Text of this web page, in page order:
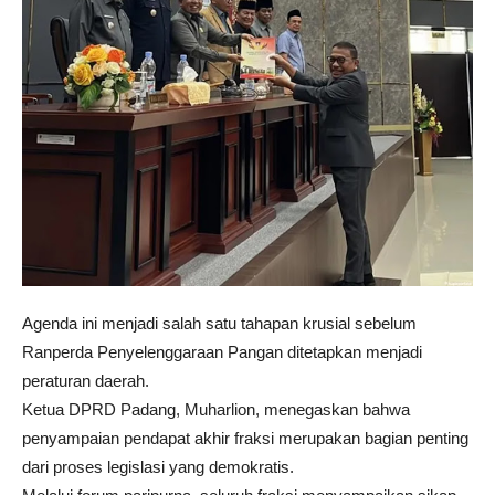
Agenda ini menjadi salah satu tahapan krusial sebelum
Ranperda Penyelenggaraan Pangan ditetapkan menjadi
peraturan daerah.
Ketua DPRD Padang, Muharlion, menegaskan bahwa
penyampaian pendapat akhir fraksi merupakan bagian penting
dari proses legislasi yang demokratis.